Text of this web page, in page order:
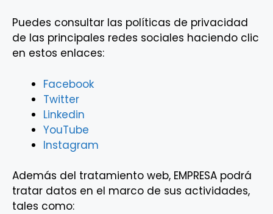
Puedes consultar las políticas de privacidad
de las principales redes sociales haciendo clic
en estos enlaces:
Facebook
Twitter
Linkedin
YouTube
Instagram
Además del tratamiento web, EMPRESA podrá
tratar datos en el marco de sus actividades,
tales como: